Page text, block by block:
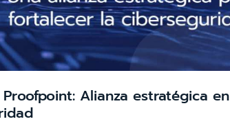
Proofpoint: Alianza estratégica en